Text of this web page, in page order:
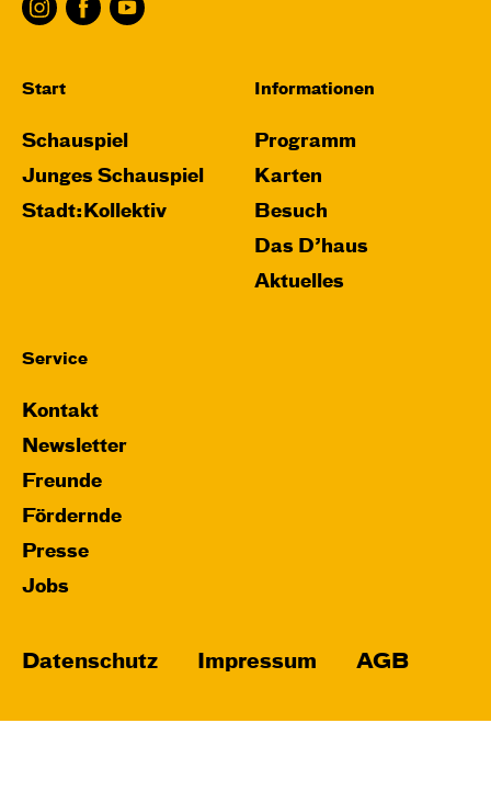
Start
Schauspiel
Junges Schauspiel
Stadt:Kollektiv
Informationen
Programm
Karten
Besuch
Das D’haus
Aktuelles
Service
Kontakt
Newsletter
Freunde
Fördernde
Presse
Jobs
Datenschutz Impressum AGB